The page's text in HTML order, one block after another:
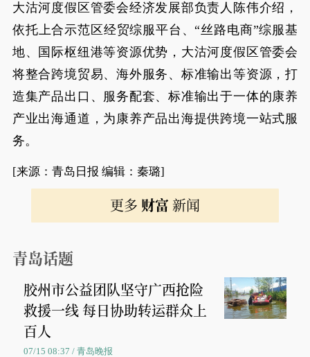
大沽河度假区管委会经济发展部负责人陈伟介绍，
依托上合示范区经贸综服平台、“丝路电商”综服基
地、国际枢纽港等资源优势，大沽河度假区管委会
将整合跨境贸易、海外服务、标准输出等资源，打
造集产品出口、服务配套、标准输出于一体的康养
产业出海通道，为康养产品出海提供跨境一站式服
务。
[来源：青岛日报 编辑：秦璐]
更多 财富 新闻
青岛话题
胶州市公益团队坚守广西抢险
救援一线 每日协助转运群众上
百人
07/15 08:37 / 青岛晚报